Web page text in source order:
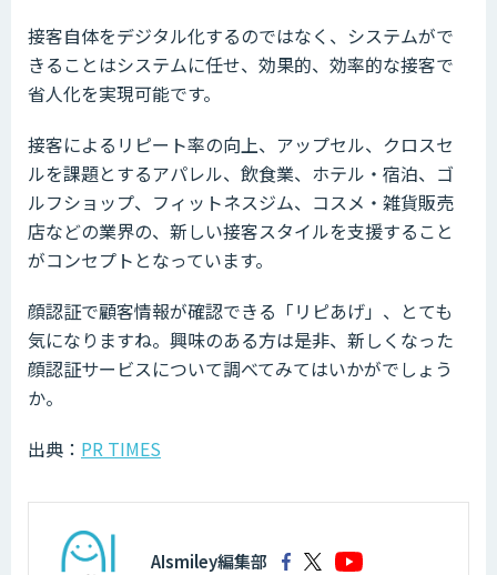
接客自体をデジタル化するのではなく、システムがで
きることはシステムに任せ、効果的、効率的な接客で
省人化を実現可能です。
接客によるリピート率の向上、アップセル、クロスセ
ルを課題とするアパレル、飲食業、ホテル・宿泊、ゴ
ルフショップ、フィットネスジム、コスメ・雑貨販売
店などの業界の、新しい接客スタイルを支援すること
がコンセプトとなっています。
顔認証で顧客情報が確認できる「リピあげ」、とても
気になりますね。興味のある方は是非、新しくなった
顔認証サービスについて調べてみてはいかがでしょう
か。
出典： PR TIMES
AIsmiley編集部